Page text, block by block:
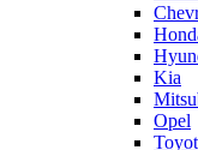
Kia
Opel